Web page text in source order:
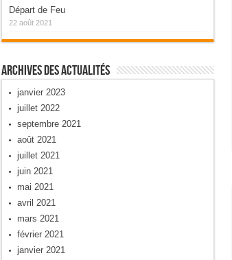
Départ de Feu
22 août 2021
Archives Des Actualités
janvier 2023
juillet 2022
septembre 2021
août 2021
juillet 2021
juin 2021
mai 2021
avril 2021
mars 2021
février 2021
janvier 2021